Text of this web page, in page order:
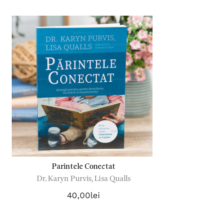
Parintele Conectat
Dr. Karyn Purvis, Lisa Qualls
40,00lei